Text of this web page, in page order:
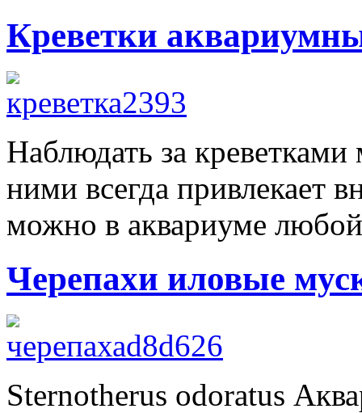
Креветки
Наблюдать за
ними всегда привлекает
можно в аквариуме
Черепахи иловые
Sternotherus odoratus